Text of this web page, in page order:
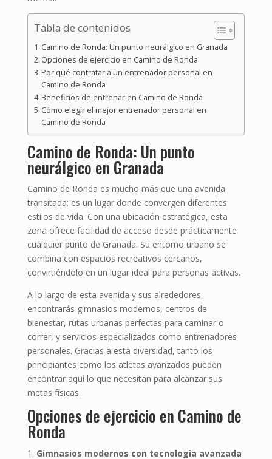
Tabla de contenidos
Camino de Ronda: Un punto neurálgico en Granada
Opciones de ejercicio en Camino de Ronda
Por qué contratar a un entrenador personal en
Camino de Ronda
Beneficios de entrenar en Camino de Ronda
Cómo elegir el mejor entrenador personal en
Camino de Ronda
Camino de Ronda: Un punto
neurálgico en Granada
Camino de Ronda es mucho más que una avenida
transitada; es un lugar donde convergen diferentes
estilos de vida. Con una ubicación estratégica, esta
zona ofrece facilidad de acceso desde prácticamente
cualquier punto de Granada. Su entorno urbano se
combina con espacios recreativos cercanos,
convirtiéndolo en un lugar ideal para personas activas.
A lo largo de esta avenida y sus alrededores,
encontrarás gimnasios modernos, centros de
bienestar, rutas urbanas perfectas para caminar o
correr, y servicios especializados como entrenadores
personales. Gracias a esta diversidad, tanto los
principiantes como los atletas avanzados pueden
encontrar aquí lo que necesitan para alcanzar sus
metas físicas.
Opciones de ejercicio en Camino de
Ronda
Gimnasios modernos con tecnología avanzada